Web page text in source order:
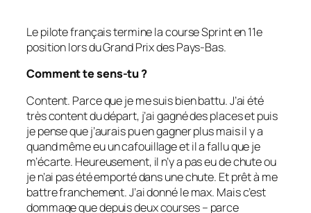
Le pilote français termine la course Sprint en 11e
position lors du Grand Prix des Pays-Bas.
Comment te sens-tu ?
Content. Parce que je me suis bien battu. J’ai été
très content du départ, j’ai gagné des places et puis
je pense que j’aurais pu en gagner plus mais il y a
quand même eu un cafouillage et il a fallu que je
m’écarte. Heureusement, il n’y a pas eu de chute ou
je n’ai pas été emporté dans une chute. Et prêt à me
battre franchement. J’ai donné le max. Mais c’est
dommage que depuis deux courses – parce